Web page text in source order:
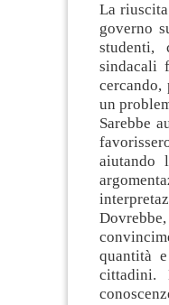
La
governo
studenti,
sindacali
un
Sarebbe
aiutando
quantità
cittadini.